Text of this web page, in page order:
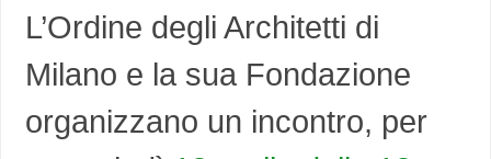
L’Ordine degli Architetti di
Milano e la sua Fondazione
organizzano un incontro, per